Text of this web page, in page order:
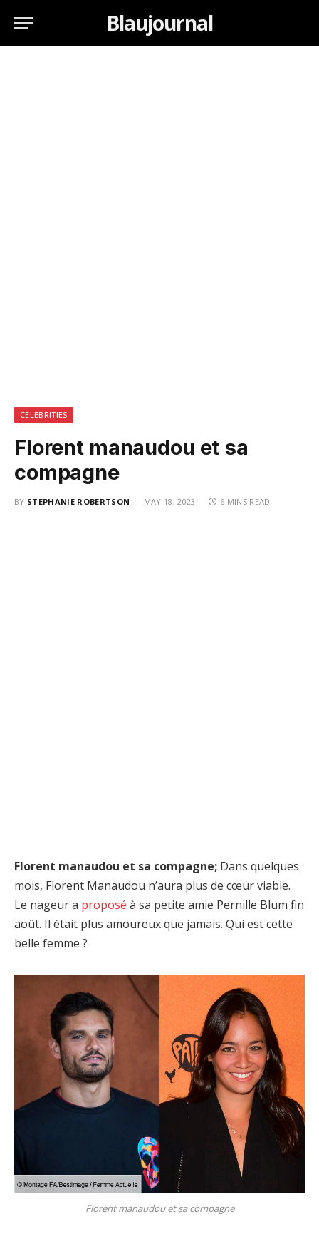
Blaujournal
CELEBRITIES
Florent manaudou et sa
compagne
BY STEPHANIE ROBERTSON MAY 18, 2023 6 MINS READ
Florent manaudou et sa compagne; Dans quelques
mois, Florent Manaudou n’aura plus de cœur viable.
Le nageur a proposé à sa petite amie Pernille Blum fin
août. Il était plus amoureux que jamais. Qui est cette
belle femme ?
Florent manaudou et sa compagne